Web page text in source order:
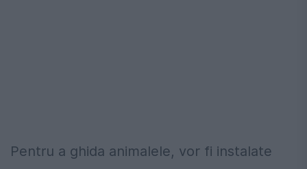
Pentru a ghida animalele, vor fi instalate